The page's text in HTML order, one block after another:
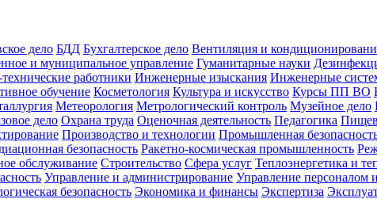
дело БДД Бухгалтерское дело Вентиляция и
и муниципальное управление Гуманитарные науки
работники Инженерные изыскания Инженерные
обучение Косметология Культура и искусство Курсы ПП ВО
Метеорология Метрологический контроль Музейное дело
дело Охрана труда Оценочная деятельность Педагогика
Производство и технологии Промышленная
безопасность Ракетно-космическая промышленность
обслуживание Строительство Сфера услуг Теплоэнергетика и
Управление и администрирование Управление персоналом
безопасность Экономика и финансы Экспертиза